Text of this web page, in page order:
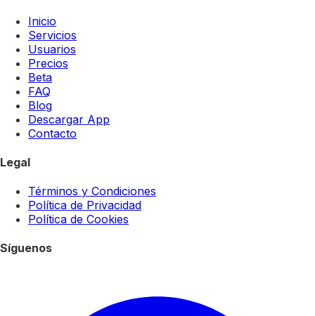
Inicio
Servicios
Usuarios
Precios
Beta
FAQ
Blog
Descargar App
Contacto
Legal
Términos y Condiciones
Política de Privacidad
Política de Cookies
Síguenos